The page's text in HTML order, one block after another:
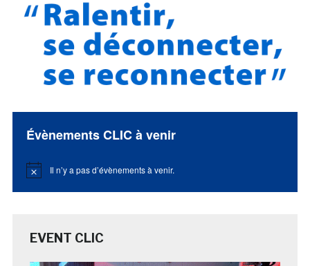
Évènements CLIC à venir
Notice Il n’y a pas d’évènements à venir.
EVENT CLIC